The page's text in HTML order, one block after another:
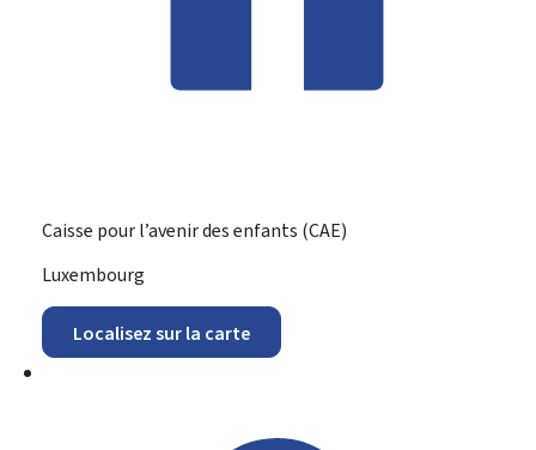
Caisse pour l’avenir des enfants (CAE)
ADRESSE
Luxembourg
Localisez sur la carte